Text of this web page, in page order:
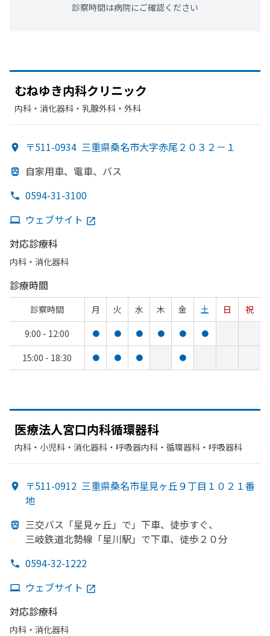
診察時間は病院にご確認ください
むねゆき内科クリニック
内科・​消化器科・​乳腺外科・​外科
〒511-0934 三重県桑名市大字赤尾２０３２－１
自家用車、 電車、 バス
0594-31-3100
ウェブサイト
対応診療科
内科・​消化器科
診療時間
診察時間 月 火 水 木 金 土 日
祝
9:00 - 12:00
● ● ● ● ● ●
15:00 - 18:30 ● ● ● ●
医療法人宮口内科循環器科
内科・​小児科・​消化器科・​呼吸器内科・​循環器科・​呼吸器科
〒511-0912 三重県桑名市星見ヶ丘９丁目１０２１番
地
三交バス「星見ヶ丘」で」下車、 徒歩すぐ、
三岐鉄道北勢線 「星川駅」で下車、 徒歩２０分
0594-32-1222
ウェブサイト
対応診療科
内科・​消化器科